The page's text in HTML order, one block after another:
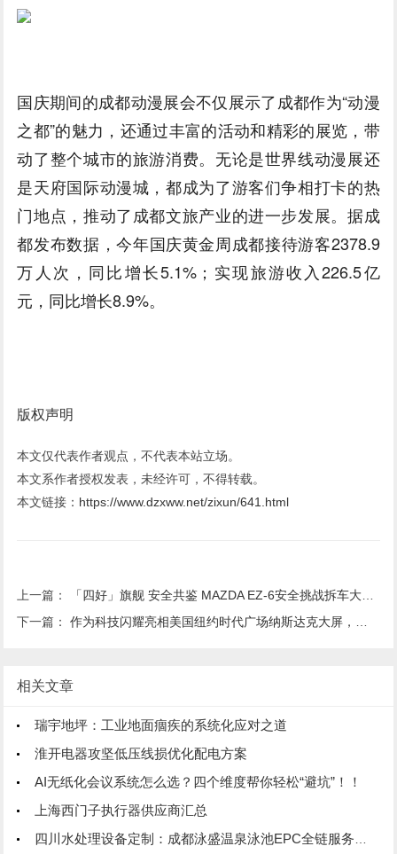
国庆期间的成都动漫展会不仅展示了成都作为“动漫
之都”的魅力，还通过丰富的活动和精彩的展览，带
动了整个城市的旅游消费。无论是世界线动漫展还
是天府国际动漫城，都成为了游客们争相打卡的热
门地点，推动了成都文旅产业的进一步发展。据成
都发布数据，今年国庆黄金周成都接待游客2378.9
万人次，同比增长5.1%；实现旅游收入226.5亿
元，同比增长8.9%。
版权声明
本文仅代表作者观点，不代表本站立场。
本文系作者授权发表，未经许可，不得转载。
本文链接： https://www.dzxww.net/zixun/641.html
上一篇：
「四好」旗舰 安全共鉴 MAZDA EZ-6安全挑战拆车大揭秘
下一篇：作为科技闪耀亮相美国纽约时代广场纳斯达克大屏，展示中国品牌实力
相关文章
瑞宇地坪：工业地面痼疾的系统化应对之道
淮开电器攻坚低压线损优化配电方案
AI无纸化会议系统怎么选？四个维度帮你轻松“避坑”！！
上海西门子执行器供应商汇总
四川水处理设备定制：成都泳盛温泉泳池EPC全链服务方案